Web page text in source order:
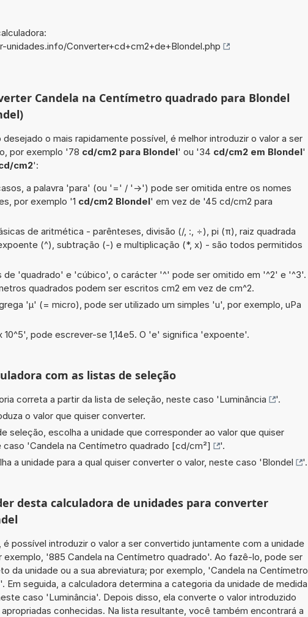
Converter+cd+cm2+de+Blondel.php
Candela na Centímetro quadrado para Blondel
o mais rapidamente possível, é melhor introduzir o valor a ser
por exemplo '78 cd/cm2 para Blondel' ou '34 cd/cm2 em Blondel'
cm2':
a palavra 'para' (ou '=' / '->') pode ser omitida entre os nomes
por exemplo '1 cd/cm2 Blondel' em vez de '45 cd/cm2 para
de aritmética - parênteses, divisão (/, :, ÷), pi (π), raiz quadrada
(^), subtração (-) e multiplicação (*, x) - são todos permitidos
de 'quadrado' e 'cúbico', o carácter '^' pode ser omitido em '^2' e '^3'.
quadrados podem ser escritos cm2 em vez de cm^2.
'µ' (= micro), pode ser utilizado um simples 'u', por exemplo, uPa
10^5', pode escrever-se 1,14e5. O 'e' significa 'expoente'.
com as listas de seleção
correta a partir da lista de seleção, neste caso 'Luminância
'.
o valor que quiser converter.
seleção, escolha a unidade que corresponder ao valor que quiser
caso 'Candela na Centímetro quadrado [cd/cm²]
'.
a unidade para a qual quiser converter o valor, neste caso 'Blondel '.
desta calculadora de unidades para converter
possível introduzir o valor a ser convertido juntamente com a unidade
exemplo, '885 Candela na Centímetro quadrado'. Ao fazê-lo, pode ser
da unidade ou a sua abreviatura; por exemplo, 'Candela na Centímetro
seguida, a calculadora determina a categoria da unidade de medida
caso 'Luminância'. Depois disso, ela converte o valor introduzido
conhecidas. Na lista resultante, você também encontrará a